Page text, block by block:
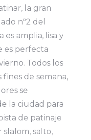
la gran
nº2 del
es amplia, lisa y
es perfecta
Todos los
de semana,
se
la ciudad para
de patinaje
slalom, salto,